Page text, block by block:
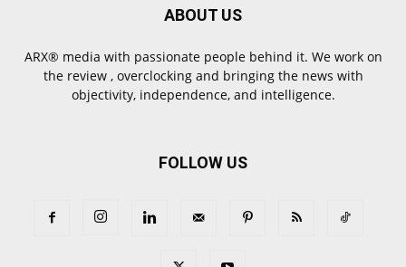
ABOUT US
ARX® media with passionate people behind it. We work on
the review , overclocking and bringing the news with
objectivity, independence, and intelligence.
FOLLOW US